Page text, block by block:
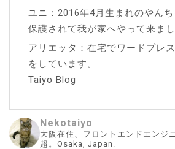
ユニ：2016年4月生まれのやん
保護されて我が家へやって来ま
アリエッタ：在宅でワードプレ
をしています。
Taiyo Blog
Nekotaiyo
大阪在住、フロントエンドエンジ
超。Osaka, Japan.